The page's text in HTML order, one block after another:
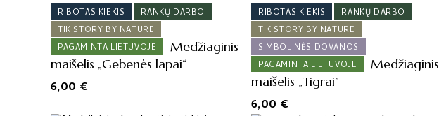
RIBOTAS KIEKIS
RANKŲ DARBO
TIK STORY BY NATURE
PAGAMINTA LIETUVOJE
Medžiaginis
maišelis „Gebenės lapai“
6,00 €
RIBOTAS KIEKIS
RANKŲ DARBO
TIK STORY BY NATURE
SIMBOLINĖS DOVANOS
PAGAMINTA LIETUVOJE
Medžiaginis
maišelis „Tigrai”
6,00 €